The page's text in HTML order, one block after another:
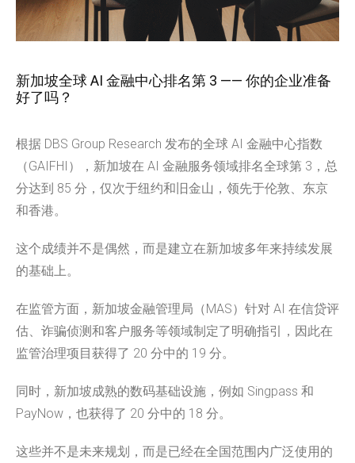
新加坡全球 AI 金融中心排名第 3 —— 你的企业准备
好了吗？
根据 DBS Group Research 发布的全球 AI 金融中心指数
（GAIFHI），新加坡在 AI 金融服务领域排名全球第 3，总
分达到 85 分，仅次于纽约和旧金山，领先于伦敦、东京
和香港。
这个成绩并不是偶然，而是建立在新加坡多年来持续发展
的基础上。
在监管方面，新加坡金融管理局（MAS）针对 AI 在信贷评
估、诈骗侦测和客户服务等领域制定了明确指引，因此在
监管治理项目获得了 20 分中的 19 分。
同时，新加坡成熟的数码基础设施，例如 Singpass 和
PayNow，也获得了 20 分中的 18 分。
这些并不是未来规划，而是已经在全国范围内广泛使用的